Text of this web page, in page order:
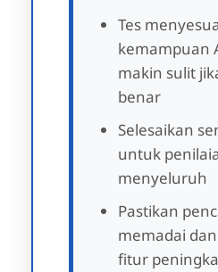
Tes
kemampuan
makin sulit
benar
Selesaikan
untuk
menyeluruh
Pastikan
memadai
fitur